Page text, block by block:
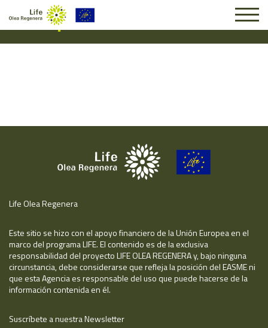
Suscripción #16978
Life Olea Regenera
Este sitio se hizo con el apoyo financiero de la Unión Europea en el
marco del programa LIFE. El contenido es de la exclusiva
responsabilidad del proyecto LIFE OLEA REGENERA y, bajo ninguna
circunstancia, debe considerarse que refleja la posición del EASME ni
que esta Agencia es responsable del uso que puede hacerse de la
información contenida en él.
Suscríbete a nuestra Newsletter